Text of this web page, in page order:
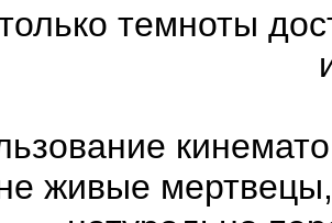
темноты
живые